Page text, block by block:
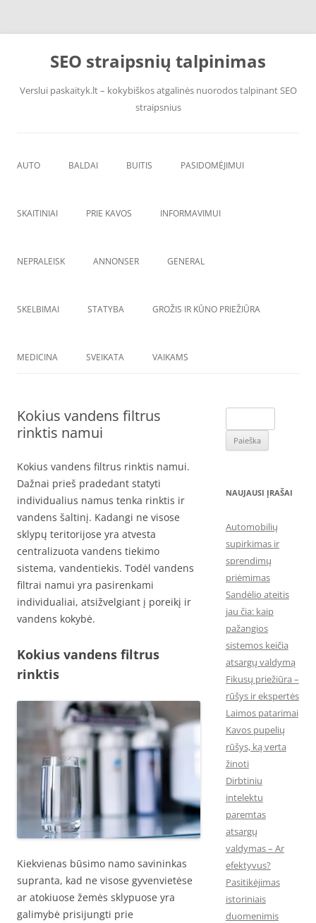
Pereiti
SEO straipsnių talpinimas
Verslui paskaityk.lt – kokybiškos atgalinės nuorodos talpinant SEO
straipsnius
AUTO
PADANGOS
BALDAI BUITIS
ĮRANGA
ŠVAROS PREKĖS
PASIDOMĖJIMUI
SKAITINIAI PRIE KAVOS INFORMAVIMUI
NEPRALEISK ANNONSER GENERAL
SKELBIMAI STATYBA GROŽIS IR KŪNO PRIEŽIŪRA
MEDICINA SVEIKATA VAIKAMS
Kokius vandens filtrus
rinktis namui
Kokius vandens filtrus rinktis namui.
Dažnai prieš pradedant statyti
individualius namus tenka rinktis ir
vandens šaltinį. Kadangi ne visose
sklypų teritorijose yra atvesta
centralizuota vandens tiekimo
sistema, vandentiekis. Todėl vandens
filtrai namui yra pasirenkami
individualiai, atsižvelgiant į poreikį ir
vandens kokybė.
Kokius vandens filtrus
rinktis
Kiekvienas būsimo namo savininkas
supranta, kad ne visose gyvenvietėse
ar atokiuose žemės sklypuose yra
galimybė prisijungti prie
NAUJAUSI ĮRAŠAI
Automobilių
supirkimas ir
sprendimų
priėmimas
Sandėlio ateitis
jau čia: kaip
pažangios
sistemos keičia
atsargų valdymą
Fikusų priežiūra –
rūšys ir ekspertės
Laimos patarimai
Kavos pupelių
rūšys, ką verta
žinoti
Dirbtiniu
intelektu
paremtas
atsargų
valdymas – Ar
efektyvus?
Pasitikėjimas
istoriniais
duomenimis